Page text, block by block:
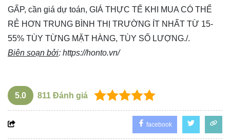
GẤP, cần giá dự toán, GIÁ THỰC TẾ KHI MUA CÓ THỂ
RẺ HƠN TRUNG BÌNH THỊ TRƯỜNG ÍT NHẤT TỪ 15-
55% TÙY TỪNG MẶT HÀNG, TÙY SỐ LƯỢNG./.
Biên soạn bởi: https://honto.vn/
5.0 811 Đánh giá
facebook